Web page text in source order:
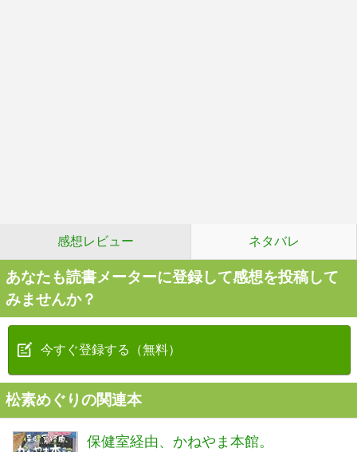
感想レビュー ネタバレ
あなたも読書メーターに登録して感想を投稿して
みませんか？
今すぐ登録する（無料）
松素めぐりの関連本
保健室経由、かねやま本館。